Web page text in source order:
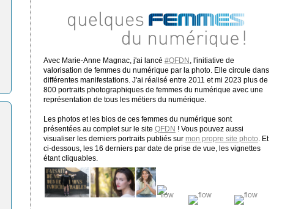
Avec Marie-Anne Magnac, j'ai lancé #QFDN
, l'initiative de
valorisation de femmes du numérique par la photo. Elle circule dans
différentes manifestations. J'ai réalisé entre 2011 et mi 2023 plus de
800 portraits photographiques de femmes du numérique avec une
représentation de tous les métiers du numérique.
Les photos et les bios de ces femmes du numérique sont
présentées au complet sur le site QFDN ! Vous pouvez aussi
visualiser les derniers portraits publiés sur mon propre site photo . Et
ci-dessous, les 16 derniers par date de prise de vue, les vignettes
étant cliquables.